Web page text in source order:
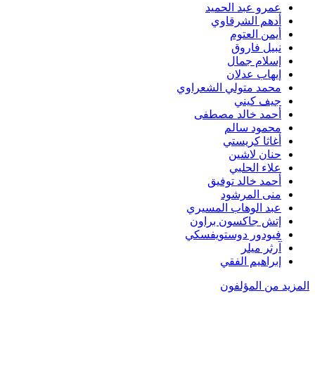
عمرو عبد الحميد
أدهم الشرقاوي
أيمن العتوم
نبيل فاروق
إسلام جمال
إيهاب عدلان
محمد متولي الشعراوي
جيف كيني
أحمد خالد مصطفى
محمود سالم
أغاثا كريستي
حنان لاشين
علاء الحلبي
أحمد خالد توفيق
منى المرشود
عبد الوهاب المسيري
إتش جاكسون براون
فيودور دوستويفسكي
آرثر ميلر
إبراهيم الفقي
المزيد من المؤلفون